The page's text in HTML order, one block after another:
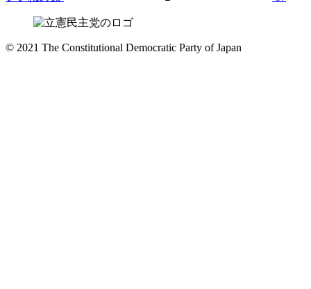
© 2021 The Constitutional Democratic Party of Japan